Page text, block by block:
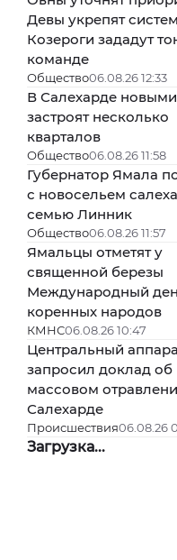
Девы укрепят
Козероги зададут
команде
Общество06.08.26 12:33
В Салехарде
застроят несколько
кварталов
Общество06.08.26 11:58
Губернатор Ямала
с новосельем
семью Линник
Общество06.08.26 11:57
Ямальцы отметят у
священной березы
Международный
коренных народов
КМНС06.08.26 10:47
Центральный
запросил доклад об
массовом
Салехарде
Происшествия06.08.26
Загрузка...